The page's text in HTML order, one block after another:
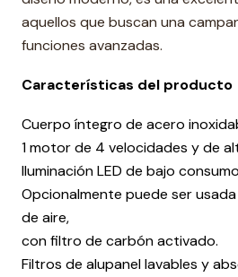
aquellos que buscan una
funciones avanzadas.
Características del producto
Cuerpo íntegro de acero
1 motor de 4 velocidades y de
Iluminación LED de bajo
Opcionalmente puede ser
de aire,
con filtro de carbón activado.
Filtros de alupanel lavables y